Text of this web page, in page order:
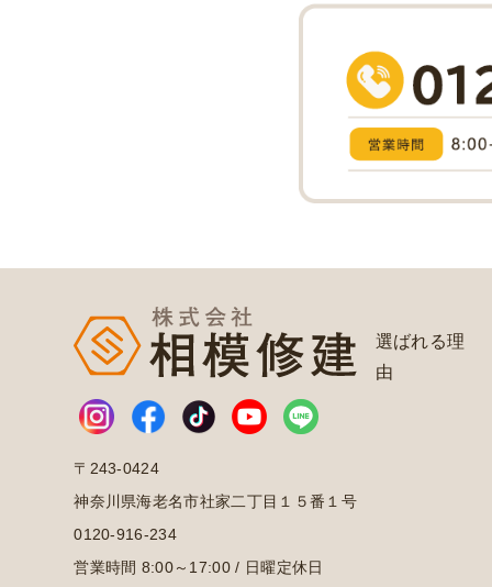
〒243-0424
神奈川県海老名市社家二丁目１５番１号
0120-916-234
営業時間 8:00～17:00 / 日曜定休日
選ばれる理
由